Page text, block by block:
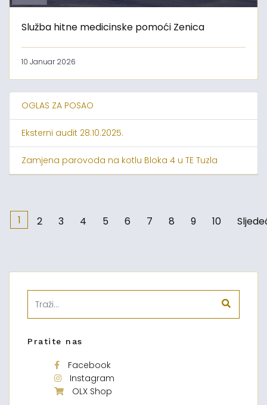
Služba hitne medicinske pomoći Zenica
10 Januar 2026
OGLAS ZA POSAO
Eksterni audit 28.10.2025.
Zamjena parovoda na kotlu Bloka 4 u TE Tuzla
1 2 3 4 5 6 7 8 9 10
Pratite nas
Facebook
Instagram
OLX Shop